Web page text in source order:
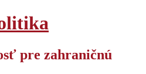
pre zahraničnú